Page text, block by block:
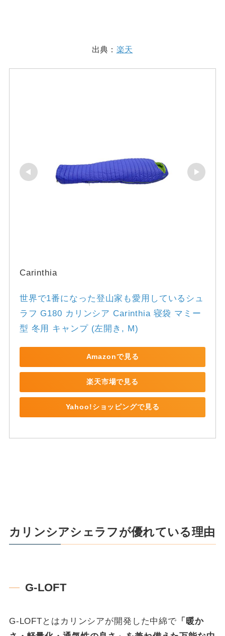
出典： 楽天
Carinthia
世界で1番になった登山家も愛用しているシュ
ラフ G180 カリンシア Carinthia 寝袋 マミー
型 冬用 キャンプ (左開き, M)
Amazonで見る
楽天市場で見る
Yahoo!ショッピングで見る
カリンシアシェラフが優れている理由
G-LOFT
G-LOFTとはカリンシアが開発した中綿で 「暖か